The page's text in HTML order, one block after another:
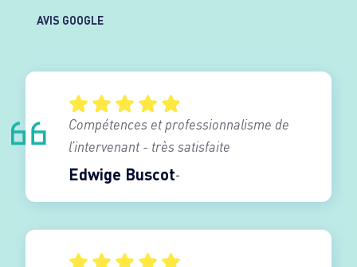
AVIS GOOGLE
Edwige Buscot
Compétences et professionnalisme de
l’intervenant - très satisfaite